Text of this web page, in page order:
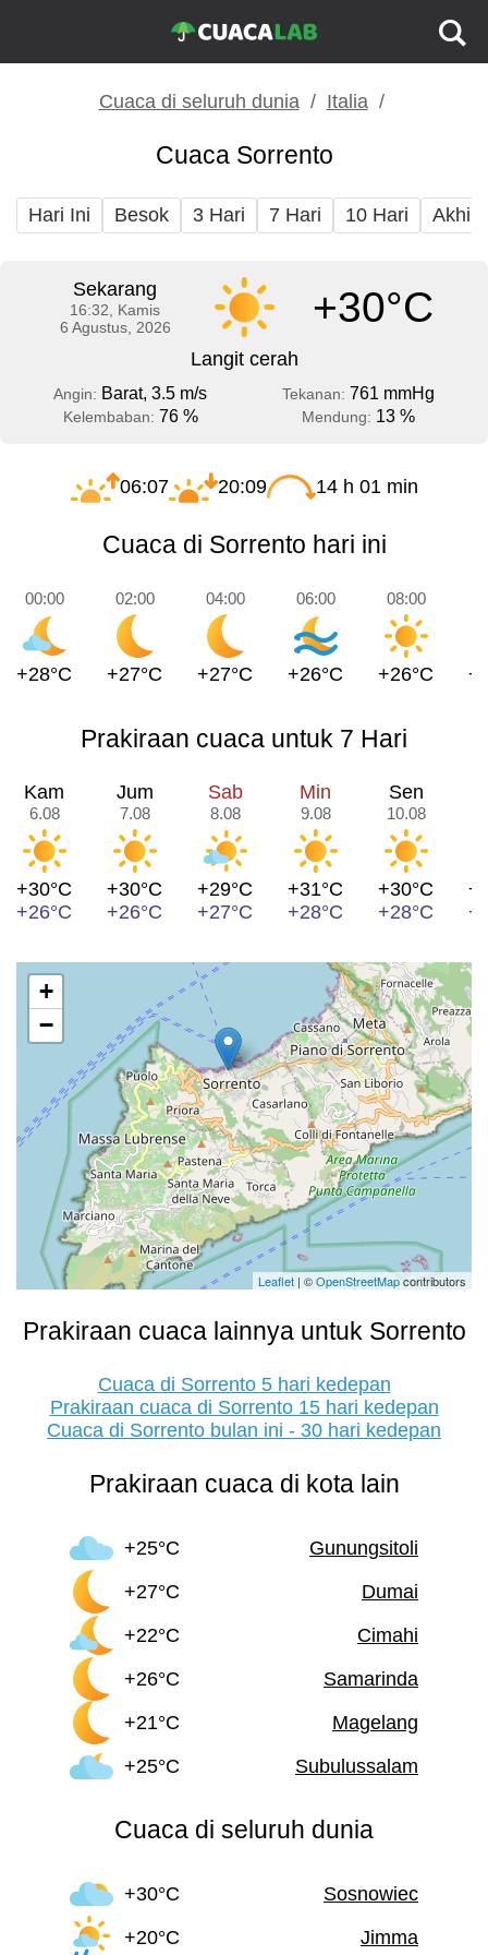
Cuaca di seluruh dunia Italia
Cuaca Sorrento
Hari Ini Besok 3 Hari 7 Hari 10 Hari Akhir
Sekarang
16:32, Kamis
6 Agustus, 2026
+30°C
Langit cerah
Angin: Barat, 3.5 m/s Tekanan: 761 mmHg
Kelembaban: 76 % Mendung: 13 %
06:07 20:09 14 h 01 min
Cuaca di Sorrento hari ini
00:00
+28°C
02:00
+27°C
04:00
+27°C
06:00
+26°C
08:00
+26°C
Prakiraan cuaca untuk 7 Hari
Kam
6.08
+30°C
+26°C
Jum
7.08
+30°C
+26°C
Sab
8.08
+29°C
+27°C
Min
9.08
+31°C
+28°C
Sen
10.08
+30°C
+28°C
+
−
Leaflet | ©OpenStreetMapcontributors
Prakiraan cuaca lainnya untuk Sorrento
Cuaca di Sorrento 5 hari kedepan
Prakiraan cuaca di Sorrento 15 hari kedepan
Cuaca di Sorrento bulan ini - 30 hari kedepan
Prakiraan cuaca di kota lain
+25°C
Gunungsitoli
+27°C
Dumai
+22°C
Cimahi
+26°C
Samarinda
+21°C
Magelang
+25°C
Subulussalam
Cuaca di seluruh dunia
+30°C
Sosnowiec
+20°C
Jimma